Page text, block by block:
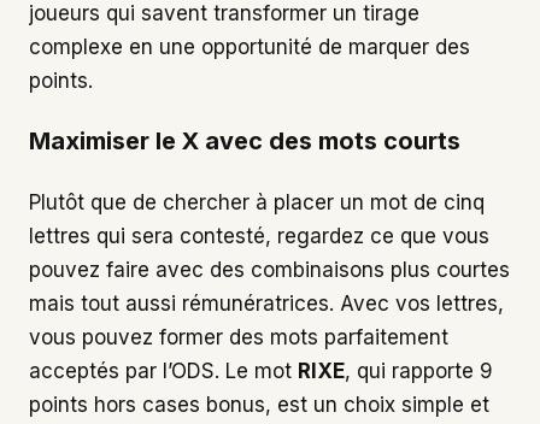
joueurs qui savent transformer un tirage
complexe en une opportunité de marquer des
points.
Maximiser le X avec des mots courts
Plutôt que de chercher à placer un mot de cinq
lettres qui sera contesté, regardez ce que vous
pouvez faire avec des combinaisons plus courtes
mais tout aussi rémunératrices. Avec vos lettres,
vous pouvez former des mots parfaitement
acceptés par l’ODS. Le mot RIXE, qui rapporte 9
points hors cases bonus, est un choix simple et